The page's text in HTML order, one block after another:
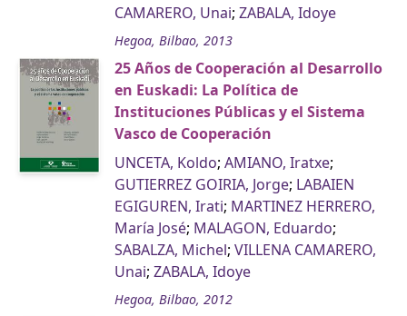
CAMARERO, Unai; ZABALA, Idoye
Hegoa, Bilbao, 2013
25 Años de Cooperación al Desarrollo
en Euskadi: La Política de
Instituciones Públicas y el Sistema
Vasco de Cooperación
UNCETA, Koldo; AMIANO, Iratxe;
GUTIERREZ GOIRIA, Jorge; LABAIEN
EGIGUREN, Irati; MARTINEZ HERRERO,
María José; MALAGON, Eduardo;
SABALZA, Michel; VILLENA CAMARERO,
Unai; ZABALA, Idoye
Hegoa, Bilbao, 2012